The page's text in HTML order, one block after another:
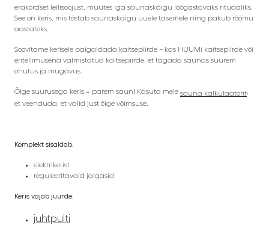
erakordset leilisoojust, muutes iga saunaskäigu lõõgastavaks rituaaliks.
See on keris, mis tõstab saunaskäigu uuele tasemele ning pakub rõõmu
aastateks.
Soovitame kerisele paigaldada kaitsepiirde – kas HUUMi kaitsepiirde või
eritellimusena valmistatud kaitsepiirde, et tagada saunas suurem
ohutus ja mugavus.
Õige suurusega keris = parem saun! Kasuta meie sauna kalkulaatorit
et veenduda, et valid just õige võimsuse.
Komplekt sisaldab:
elektrikerist
reguleeritavaid jalgasid
Keris vajab juurde:
juhtpulti